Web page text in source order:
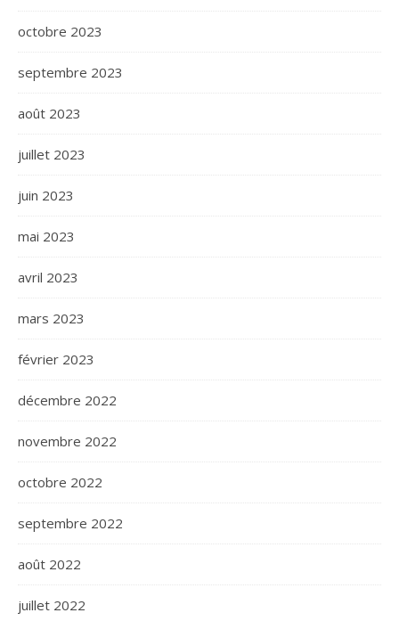
octobre 2023
septembre 2023
août 2023
juillet 2023
juin 2023
mai 2023
avril 2023
mars 2023
février 2023
décembre 2022
novembre 2022
octobre 2022
septembre 2022
août 2022
juillet 2022